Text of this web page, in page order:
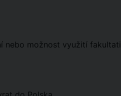
nebo možnost využití